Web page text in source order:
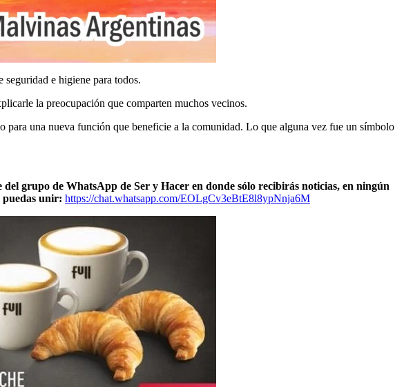
e higiene para todos.
la preocupación que comparten muchos vecinos.
para una nueva función que beneficie a la comunidad. Lo que alguna vez fue un símbolo
grupo de WhatsApp de Ser y Hacer en donde sólo recibirás noticias, en ningún
puedas unir: https://chat.whatsapp.com/EOLgCv3eBtE8l8ypNnja6M